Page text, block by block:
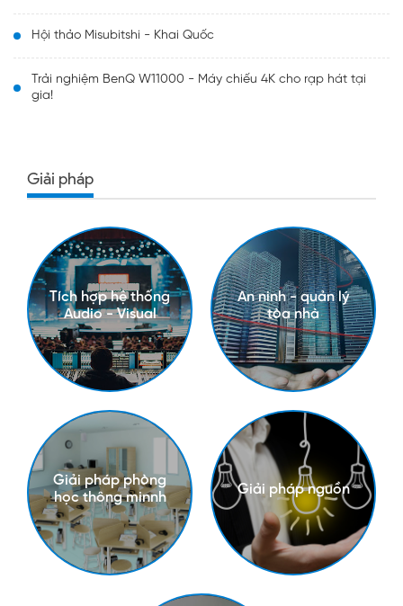
Hội thảo Misubitshi - Khai Quốc
Trải nghiệm BenQ W11000 - Máy chiếu 4K cho rạp hát tại
gia!
Giải pháp
Tích hợp hệ thống
Audio - Visual
An ninh - quản lý
tòa nhà
Giải pháp phòng
học thông minnh
Giải pháp nguồn